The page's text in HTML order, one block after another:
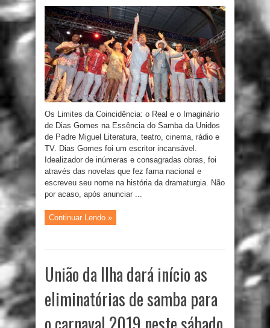
Os Limites da Coincidência: o Real e o Imaginário
de Dias Gomes na Essência do Samba da Unidos
de Padre Miguel Literatura, teatro, cinema, rádio e
TV. Dias Gomes foi um escritor incansável.
Idealizador de inúmeras e consagradas obras, foi
através das novelas que fez fama nacional e
escreveu seu nome na história da dramaturgia. Não
por acaso, após anunciar ...
Continuar Lendo »
União da Ilha dará início as
eliminatórias de samba para